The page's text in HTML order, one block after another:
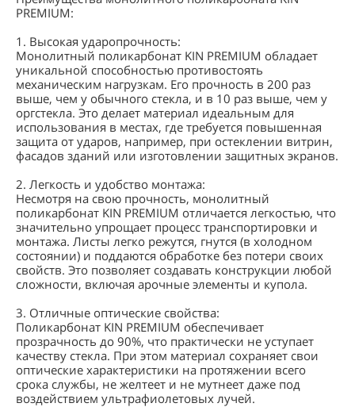
PREMIUM:
1. Высокая ударопрочность:
Монолитный поликарбонат KIN PREMIUM обладает
уникальной способностью противостоять
механическим нагрузкам. Его прочность в 200 раз
выше, чем у обычного стекла, и в 10 раз выше, чем у
оргстекла. Это делает материал идеальным для
использования в местах, где требуется повышенная
защита от ударов, например, при остеклении витрин,
фасадов зданий или изготовлении защитных экранов.
2. Легкость и удобство монтажа:
Несмотря на свою прочность, монолитный
поликарбонат KIN PREMIUM отличается легкостью, что
значительно упрощает процесс транспортировки и
монтажа. Листы легко режутся, гнутся (в холодном
состоянии) и поддаются обработке без потери своих
свойств. Это позволяет создавать конструкции любой
сложности, включая арочные элементы и купола.
3. Отличные оптические свойства:
Поликарбонат KIN PREMIUM обеспечивает
прозрачность до 90%, что практически не уступает
качеству стекла. При этом материал сохраняет свои
оптические характеристики на протяжении всего
срока службы, не желтеет и не мутнеет даже под
воздействием ультрафиолетовых лучей.